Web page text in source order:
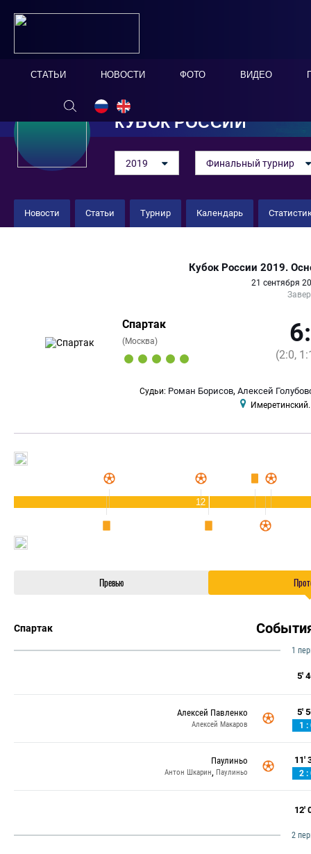
СТАТЬИ НОВОСТИ ФОТО ВИДЕО
КУБОК РОССИИ
2019 Финальный турнир
Новости Статьи Турнир Календарь
Кубок России 2019.
21 сентября
Спартак
(Москва)
(2:0,
Судьи: Роман Борисов, Алексей
12
Превью
Спартак
1
5'
Алексей Павленко
Алексей Макаров
5'
1 :
Паулиньо
Антон Шкарин, Паулиньо
11'
2 :
12'
2